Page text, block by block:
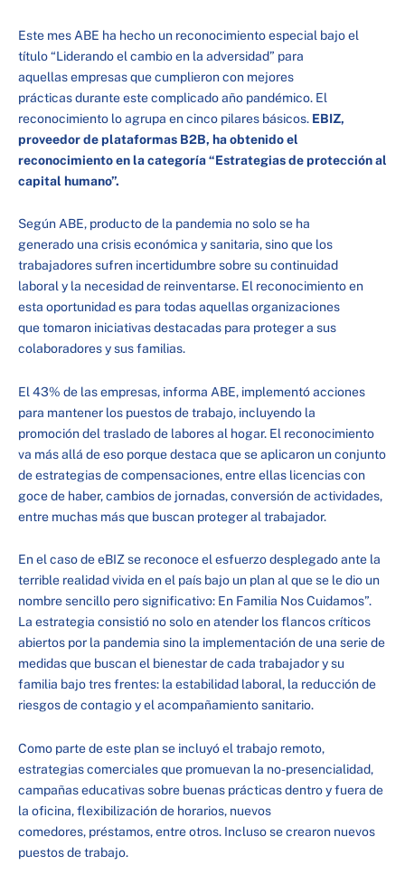
Este mes ABE ha hecho un reconocimiento especial bajo el
título “Liderando el cambio en la adversidad” para
aquellas empresas que cumplieron con mejores
prácticas durante este complicado año pandémico. El
reconocimiento lo agrupa en cinco pilares básicos. EBIZ,
proveedor de plataformas B2B, ha obtenido el
reconocimiento en la categoría “Estrategias de protección al
capital humano”.
Según ABE, producto de la pandemia no solo se ha
generado una crisis económica y sanitaria, sino que los
trabajadores sufren incertidumbre sobre su continuidad
laboral y la necesidad de reinventarse. El reconocimiento en
esta oportunidad es para todas aquellas organizaciones
que tomaron iniciativas destacadas para proteger a sus
colaboradores y sus familias.
El 43% de las empresas, informa ABE, implementó acciones
para mantener los puestos de trabajo, incluyendo la
promoción del traslado de labores al hogar. El reconocimiento
va más allá de eso porque destaca que se aplicaron un conjunto
de estrategias de compensaciones, entre ellas licencias con
goce de haber, cambios de jornadas, conversión de actividades,
entre muchas más que buscan proteger al trabajador.
En el caso de eBIZ se reconoce el esfuerzo desplegado ante la
terrible realidad vivida en el país bajo un plan al que se le dio un
nombre sencillo pero significativo: En Familia Nos Cuidamos”.
La estrategia consistió no solo en atender los flancos críticos
abiertos por la pandemia sino la implementación de una serie de
medidas que buscan el bienestar de cada trabajador y su
familia bajo tres frentes: la estabilidad laboral, la reducción de
riesgos de contagio y el acompañamiento sanitario.
Como parte de este plan se incluyó el trabajo remoto,
estrategias comerciales que promuevan la no-presencialidad,
campañas educativas sobre buenas prácticas dentro y fuera de
la oficina, flexibilización de horarios, nuevos
comedores, préstamos, entre otros. Incluso se crearon nuevos
puestos de trabajo.